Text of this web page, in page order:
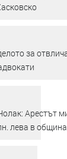
за
Арестът
лева в